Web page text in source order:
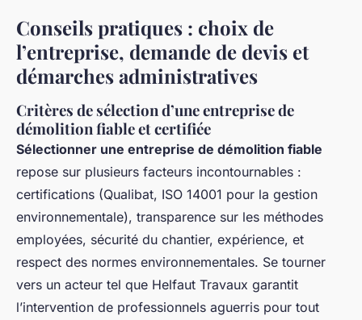
Conseils pratiques : choix de
l’entreprise, demande de devis et
démarches administratives
Critères de sélection d’une entreprise de
démolition fiable et certifiée
Sélectionner une entreprise de démolition fiable
repose sur plusieurs facteurs incontournables :
certifications (Qualibat, ISO 14001 pour la gestion
environnementale), transparence sur les méthodes
employées, sécurité du chantier, expérience, et
respect des normes environnementales. Se tourner
vers un acteur tel que Helfaut Travaux garantit
l’intervention de professionnels aguerris pour tout